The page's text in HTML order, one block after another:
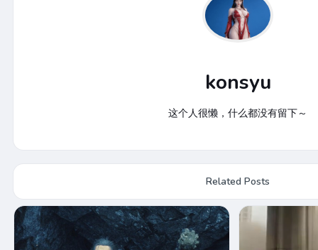
konsyu
这个人很懒，什么都没有留下～
Related Posts